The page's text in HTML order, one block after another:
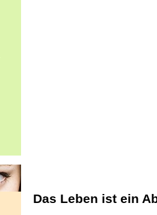
Das Leben ist ein